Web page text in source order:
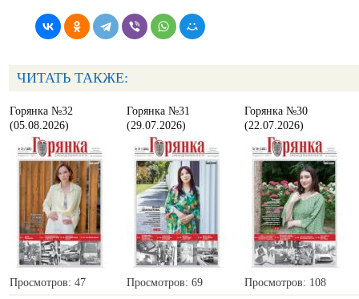
ЧИТАТЬ ТАКЖЕ:
Горянка №32
(05.08.2026)
Просмотров: 47
Горянка №31
(29.07.2026)
Просмотров: 69
Горянка №30
(22.07.2026)
Просмотров: 108